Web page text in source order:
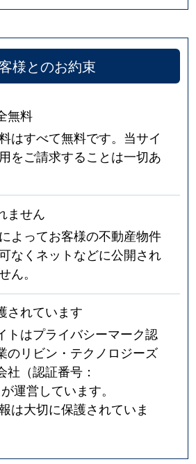
様とのお約束
無料
はすべて無料です。当サイ
をご請求することは一切あ
ません
よってお客様の不動産物件
なくネットなどに公開され
ん。
されています
トはプライバシーマーク認
のリビン・テクノロジーズ
社（認証番号：
運営しています。
は大切に保護されていま